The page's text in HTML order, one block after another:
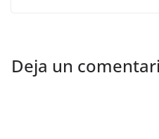
Deja un